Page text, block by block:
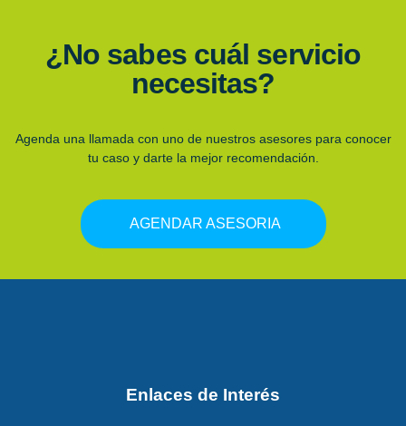
¿No sabes cuál servicio
necesitas?
Agenda una llamada con uno de nuestros asesores para conocer
tu caso y darte la mejor recomendación.
AGENDAR ASESORIA
Enlaces de Interés